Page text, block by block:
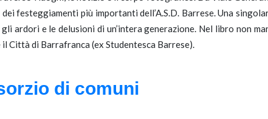
festeggiamenti più importanti dell’A.S.D. Barrese. Una
ardori e le delusioni di un’intera generazione. Nel libro non
Città di Barrafranca (ex Studentesca Barrese).
di comuni